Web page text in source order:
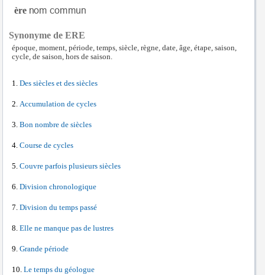
ère
Synonyme de ERE
époque, moment, période, temps, siècle, règne, date, âge, étape, saison,
cycle, de saison, hors de saison.
Des siècles et des siècles
Accumulation de cycles
Bon nombre de siècles
Course de cycles
Couvre parfois plusieurs siècles
Division chronologique
Division du temps passé
Elle ne manque pas de lustres
Grande période
Le temps du géologue